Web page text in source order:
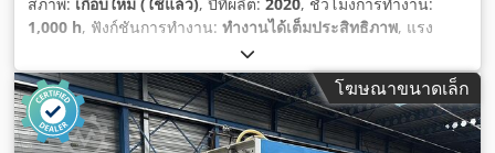
1,000 h, ฟังก์ชันการทำงาน: ทำงานได้เต็มประสิทธิภาพ, แรง
18,000 กก.
โฆษณาขนาดเล็ก